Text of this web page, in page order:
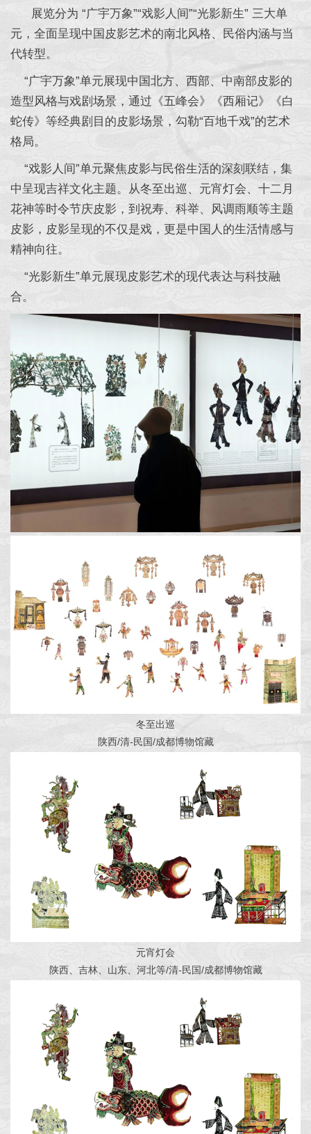
展览分为 “广宇万象”“戏影人间”“光影新生” 三大单
元，全面呈现中国皮影艺术的南北风格、民俗内涵与当
代转型。
“广宇万象”单元展现中国北方、西部、中南部皮影的
造型风格与戏剧场景，通过《五峰会》《西厢记》《白
蛇传》等经典剧目的皮影场景，勾勒“百地千戏”的艺术
格局。
“戏影人间”单元聚焦皮影与民俗生活的深刻联结，集
中呈现吉祥文化主题。从冬至出巡、元宵灯会、十二月
花神等时令节庆皮影，到祝寿、科举、风调雨顺等主题
皮影，皮影呈现的不仅是戏，更是中国人的生活情感与
精神向往。
“光影新生”单元展现皮影艺术的现代表达与科技融
合。
冬至出巡
陕西/清-民国/成都博物馆藏
元宵灯会
陕西、吉林、山东、河北等/清-民国/成都博物馆藏